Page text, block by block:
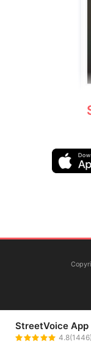
StreetVoice App
4.8(1446)